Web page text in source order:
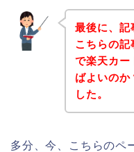
最後に、記
こちらの記
で楽天カー
ばよいのか
した。
多分、今、こちらのペ